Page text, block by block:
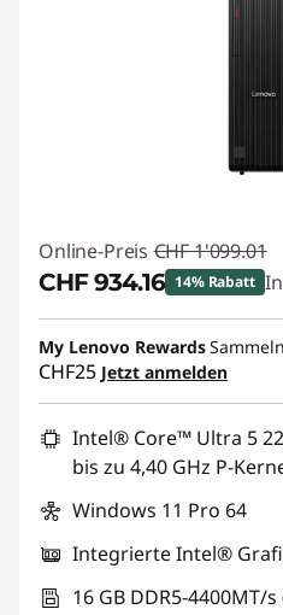
Online-Preis CHF 1'099.01
CHF 934.16 14% Rabatt
eCoupon-Rabatt :-CHF
eCoupon :SALES
My Lenovo Rewards
CHF25 Jetzt anmelden
Intel® Core™ Ultra 5
bis zu 4,40 GHz P-
Windows 11 Pro 64
Integrierte Intel®
16 GB DDR5-4400MT/